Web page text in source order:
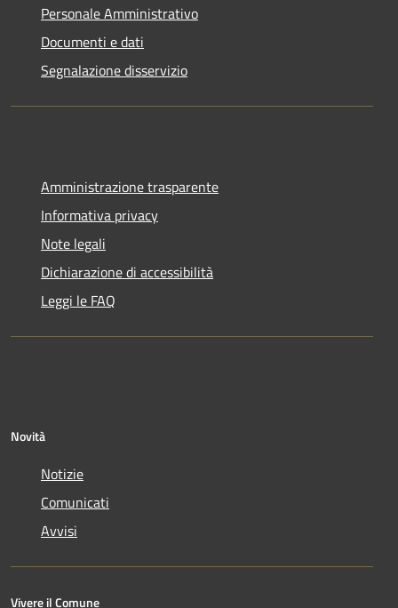
Personale Amministrativo
Documenti e dati
Segnalazione disservizio
Amministrazione trasparente
Informativa privacy
Note legali
Dichiarazione di accessibilità
Leggi le FAQ
Novità
Notizie
Comunicati
Avvisi
Vivere il Comune